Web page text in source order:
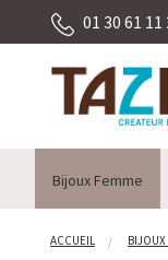
01 30 61 11
Bijoux Femme
ACCUEIL